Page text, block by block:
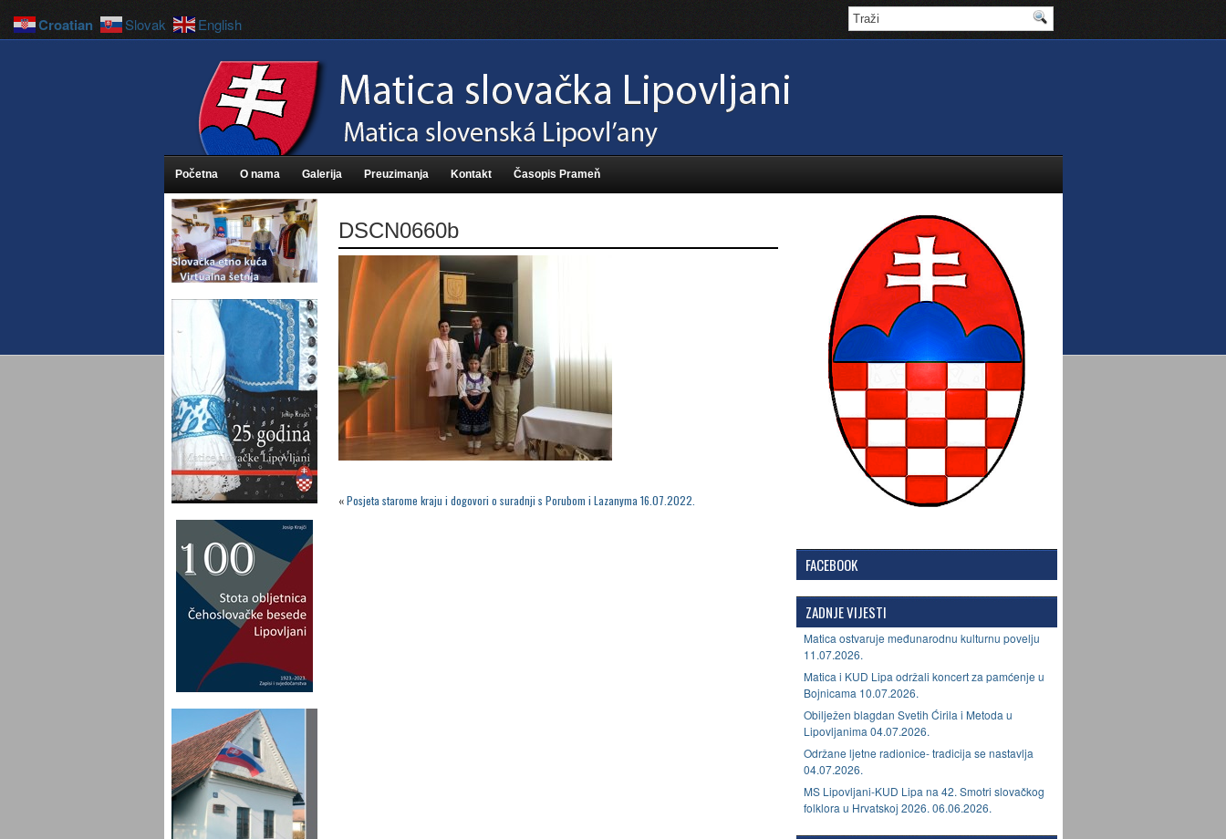
Početna O nama Galerija Preuzimanja Kontakt Časopis Prameň
DSCN0660b
«Posjeta starome kraju i dogovori o suradnji s Porubom i Lazanyma 16.07.2022.
FACEBOOK
ZADNJE VIJESTI
Matica ostvaruje međunarodnu kulturnu povelju
11.07.2026.
Matica i KUD Lipa održali koncert za pamćenje u
Bojnicama 10.07.2026.
Obilježen blagdan Svetih Ćirila i Metoda u
Lipovljanima 04.07.2026.
Održane ljetne radionice- tradicija se nastavlja
04.07.2026.
MS Lipovljani-KUD Lipa na 42. Smotri slovačkog
folklora u Hrvatskoj 2026. 06.06.2026.
Croatian Slovak English